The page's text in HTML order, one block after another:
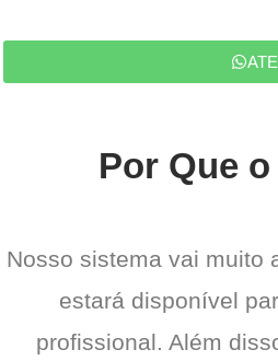
Por Que
Nosso sistema vai muito
estará disponível
profissional. Além